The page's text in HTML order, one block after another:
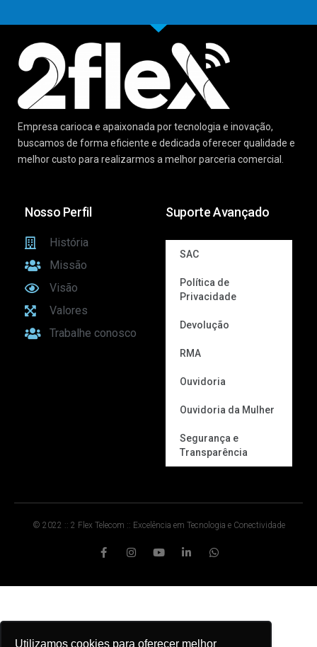
Utilizamos cookies para oferecer melhor
Empresa carioca e apaixonada por tecnologia e inovação,
buscamos de forma eficiente e dedicada oferecer qualidade e
melhor custo para realizarmos a melhor parceria comercial.
Nosso Perfil
História
Missão
Visão
Valores
Trabalhe conosco
Suporte Avançado
SAC
Política de
Privacidade
Devolução
RMA
Ouvidoria
Ouvidoria da Mulher
Segurança e
Transparência
© 2022 :: 2 Flex Telecom :: Excelência em Tecnologia e Conectividade